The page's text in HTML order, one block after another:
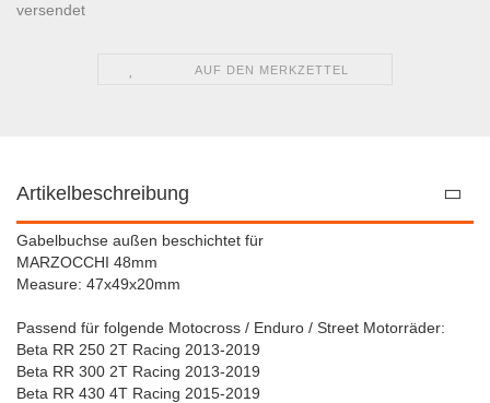
versendet
AUF DEN MERKZETTEL
Artikelbeschreibung
Gabelbuchse außen beschichtet für
MARZOCCHI 48mm
Measure: 47x49x20mm
Passend für folgende Motocross / Enduro / Street Motorräder:
Beta RR 250 2T Racing 2013-2019
Beta RR 300 2T Racing 2013-2019
Beta RR 430 4T Racing 2015-2019